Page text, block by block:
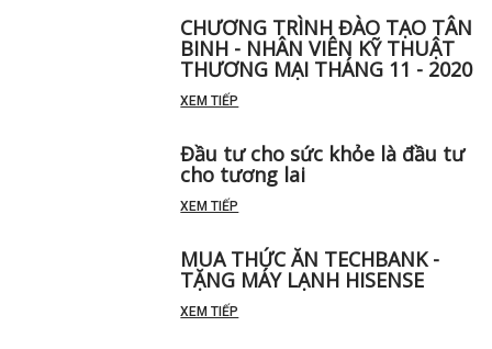
CHƯƠNG TRÌNH ĐÀO TẠO TÂN
BINH - NHÂN VIÊN KỸ THUẬT
THƯƠNG MẠI THÁNG 11 - 2020
XEM TIẾP
Đầu tư cho sức khỏe là đầu tư
cho tương lai
XEM TIẾP
MUA THỨC ĂN TECHBANK -
TẶNG MÁY LẠNH HISENSE
XEM TIẾP